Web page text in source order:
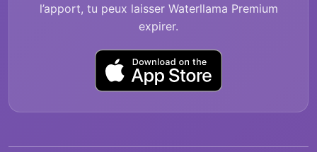
l’apport, tu peux laisser Waterllama Premium
expirer.